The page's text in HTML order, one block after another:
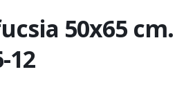
50x65 cm.
12